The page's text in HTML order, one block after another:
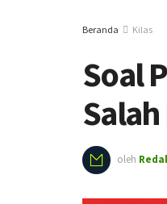
Beranda Kilas
Soal
oleh